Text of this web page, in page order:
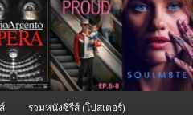
รวมหนังซีรีส์ (โปสเตอร์)